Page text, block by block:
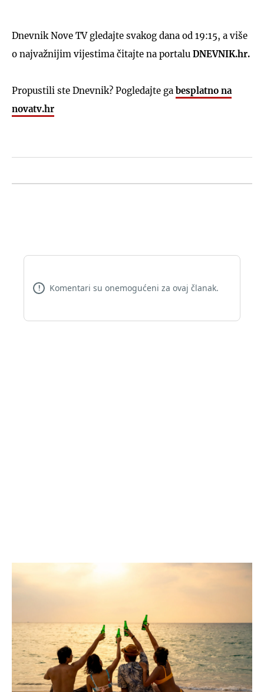
Dnevnik Nove TV gledajte svakog dana od 19:15, a više
o najvažnijim vijestima čitajte na portalu DNEVNIK.hr.
Propustili ste Dnevnik? Pogledajte ga besplatno na
novatv.hr
! Komentari su onemogućeni za ovaj članak.